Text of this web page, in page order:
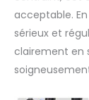
acceptable.
sérieux et
clairement en